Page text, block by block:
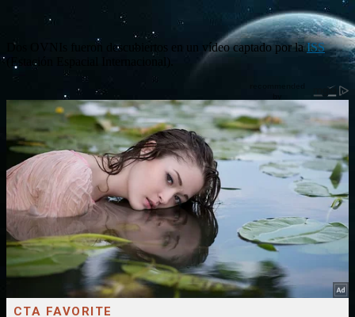
Dos OVNIs fueron descubiertos en un vídeo captado por laISS
(Estación Espacial Internacional).